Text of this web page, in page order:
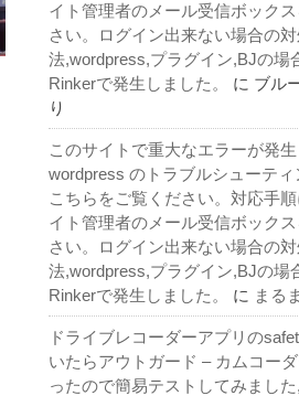
イト管理者のメール受信ボック
さい。ログイン出来ない場合の
法,wordpress,プラグイン,BJの場
Rinkerで発生しました。
に ブル
り
このサイトで重大なエラーが発生
wordpress のトラブルシューテ
こちらをご覧ください。対応手
イト管理者のメール受信ボック
さい。ログイン出来ない場合の
法,wordpress,プラグイン,BJの場
Rinkerで発生しました。
に まる
ドライブレコーダーアプリの
いたらアウトガード – カムコー
ったので簡易テストしてみまし